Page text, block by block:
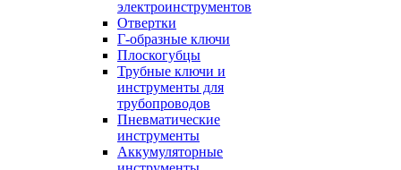
электроинструментов
Отвертки
Г-образные ключи
Плоскогубцы
Трубные ключи и
инструменты для
трубопроводов
Пневматические
инструменты
Аккумуляторные